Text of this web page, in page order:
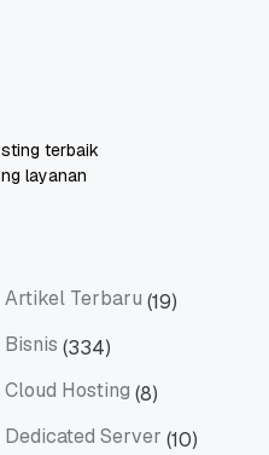
terbaik
layanan
Artikel Terbaru (19)
Bisnis (334)
Cloud Hosting (8)
Dedicated Server (10)